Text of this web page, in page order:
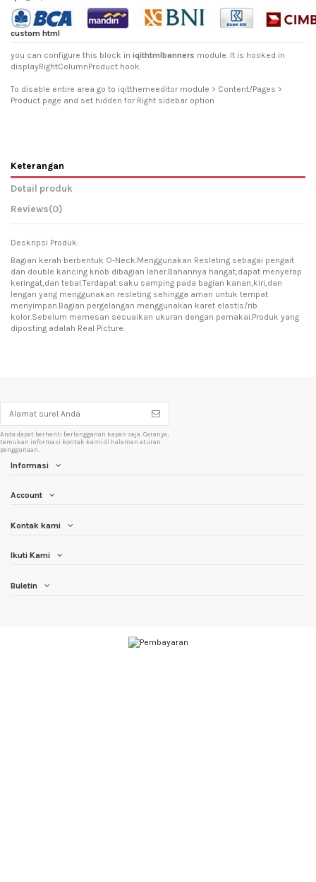
custom html
you can configure this block in iqithtmlbanners module. It is hooked in
displayRightColumnProduct hook.
To disable entire area go to iqitthemeeditor module > Content/Pages >
Product page and set hidden for Right sidebar option
Keterangan
Detail produk
Reviews(0)
Deskripsi Produk:
Bagian kerah berbentuk O-Neck.Menggunakan Resleting sebagai pengait
dan double kancing knob dibagian leher.Bahannya hangat,dapat menyerap
keringat,dan tebal.Terdapat saku samping pada bagian kanan,kiri,dan
lengan yang menggunakan resleting sehingga aman untuk tempat
menyimpan.Bagian pergelangan menggunakan karet elastis/rib
kolor.Sebelum memesan sesuaikan ukuran dengan pemakai.Produk yang
diposting adalah Real Picture.
Anda dapat berhenti berlangganan kapan saja. Caranya,
temukan informasi kontak kami di halaman aturan
penggunaan.
Informasi
Account
Kontak kami
Ikuti Kami
Buletin